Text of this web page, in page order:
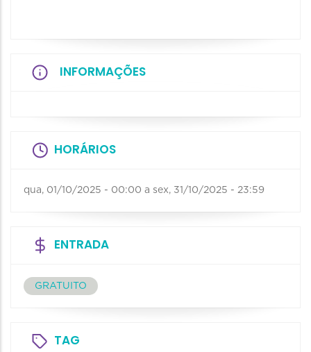
INFORMAÇÕES
HORÁRIOS
qua, 01/10/2025 - 00:00 a sex, 31/10/2025 - 23:59
ENTRADA
GRATUITO
TAG